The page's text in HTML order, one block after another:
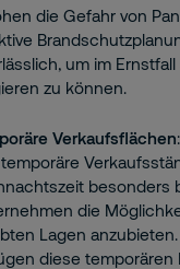
die Gefahr von
um im
zu können.
Verkaufsflächen
besonders
die
Lagen
diese